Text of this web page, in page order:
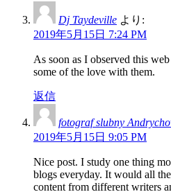
Dj Taydeville より:
2019年5月15日 7:24 PM
As soon as I observed this
some of the love with them.
返信
fotograf slubny
2019年5月15日 9:05 PM
Nice post. I study one thing
blogs everyday. It would all
content from different writers